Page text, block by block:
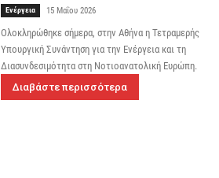
Ενέργεια 15 Μαΐου 2026
Ολοκληρώθηκε σήμερα, στην Αθήνα η Τετραμερής
Υπουργική Συνάντηση για την Ενέργεια και τη
Διασυνδεσιμότητα στη Νοτιοανατολική Ευρώπη.
Διαβάστε περισσότερα